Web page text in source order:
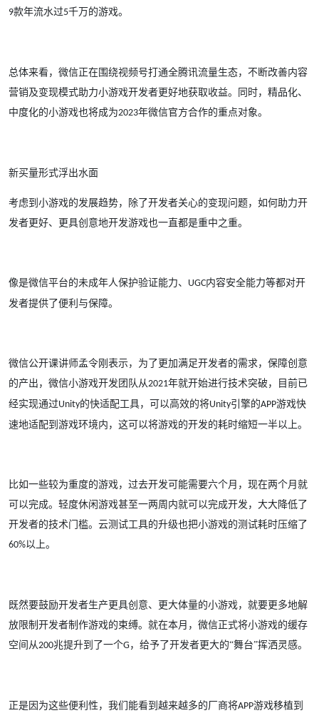
9款年流水过5千万的游戏。
总体来看，微信正在围绕视频号打通全腾讯流量生态，不断改善内容
营销及变现模式助力小游戏开发者更好地获取收益。同时，精品化、
中度化的小游戏也将成为2023年微信官方合作的重点对象。
新买量形式浮出水面
考虑到小游戏的发展趋势，除了开发者关心的变现问题，如何助力开
发者更好、更具创意地开发游戏也一直都是重中之重。
像是微信平台的未成年人保护验证能力、 UGC内容安全能力等都对开
发者提供了便利与保障。
微信公开课讲师孟令刚表示，为了更加满足开发者的需求，保障创意
的产出， 微信小游戏开发 团队从2021年就开始进行技术突破，目前已
经实现通过Unity的快适配工具，可以高效的将Unity引擎的APP游戏快
速地适配到游戏环境内，这可以将游戏的开发的耗时缩短一半以上。
比如一些较为重度的游戏，过去开发可能需要六个月，现在两个月就
可以完成。轻度休闲游戏甚至一两周内就可以完成开发，大大降低了
开发者的技术门槛。云测试工具的升级也把小游戏的测试耗时压缩了
60%以上。
既然要鼓励开发者生产更具创意、更大体量的小游戏，就要更多地解
放限制开发者制作游戏的束缚。就在本月，微信正式将小游戏的缓存
空间从200兆提升到了一个G ，给予了开发者更大的“舞台”挥洒灵感。
正是因为这些便利性，我们能看到越来越多的厂商将APP游戏移植到